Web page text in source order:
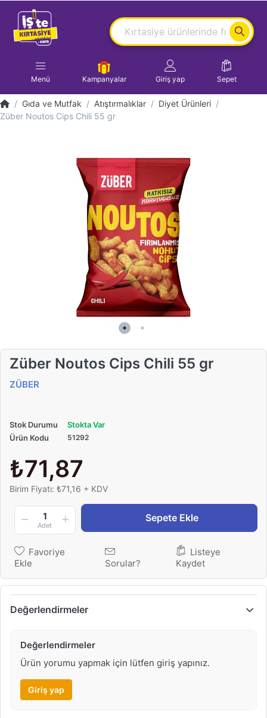
Menü Kampanyalar Giriş yap Sepet
Gıda ve Mutfak Atıştırmalıklar
Diyet Ürünleri
Züber Noutos Cips Chili 55 gr
Züber Noutos Cips Chili 55 gr
ZÜBER
Stok Durumu
Stokta Var
Ürün Kodu
51292
₺71,87
Birim Fiyatı: ₺71,16 + KDV
1
Adet
Sepete Ekle
Favoriye
Ekle
Sorular?
Listeye
Kaydet
Değerlendirmeler
Değerlendirmeler
Ürün yorumu yapmak için lütfen giriş yapınız.
Giriş yap